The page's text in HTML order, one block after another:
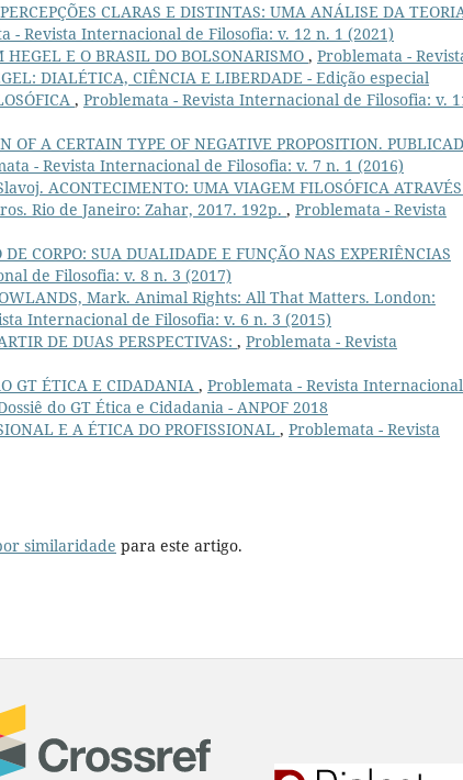
CLARAS E DISTINTAS: UMA ANÁLISE DA
- Revista Internacional de Filosofia: v. 12 n. 1 (2021)
E O BRASIL DO BOLSONARISMO , Problemata -
DIALÉTICA, CIÊNCIA E LIBERDADE - Edição especial
, Problemata - Revista Internacional de Filosofia: v.
OF A CERTAIN TYPE OF NEGATIVE PROPOSITION.
- Revista Internacional de Filosofia: v. 7 n. 1 (2016)
ACONTECIMENTO: UMA VIAGEM FILOSÓFICA
Rio de Janeiro: Zahar, 2017. 192p. , Problemata - Revista
CORPO: SUA DUALIDADE E FUNÇÃO NAS EXPERIÊNCIAS
de Filosofia: v. 8 n. 3 (2017)
Mark. Animal Rights: All That Matters. London:
Internacional de Filosofia: v. 6 n. 3 (2015)
DE DUAS PERSPECTIVAS: , Problemata - Revista
GT ÉTICA E CIDADANIA , Problemata - Revista
do GT Ética e Cidadania - ANPOF 2018
E A ÉTICA DO PROFISSIONAL , Problemata - Revista
similaridade para este artigo.